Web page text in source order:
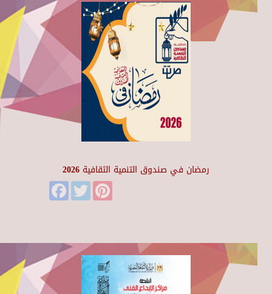
رمضان في صندوق التنمية الثقافية 2026
FacebookTwitter